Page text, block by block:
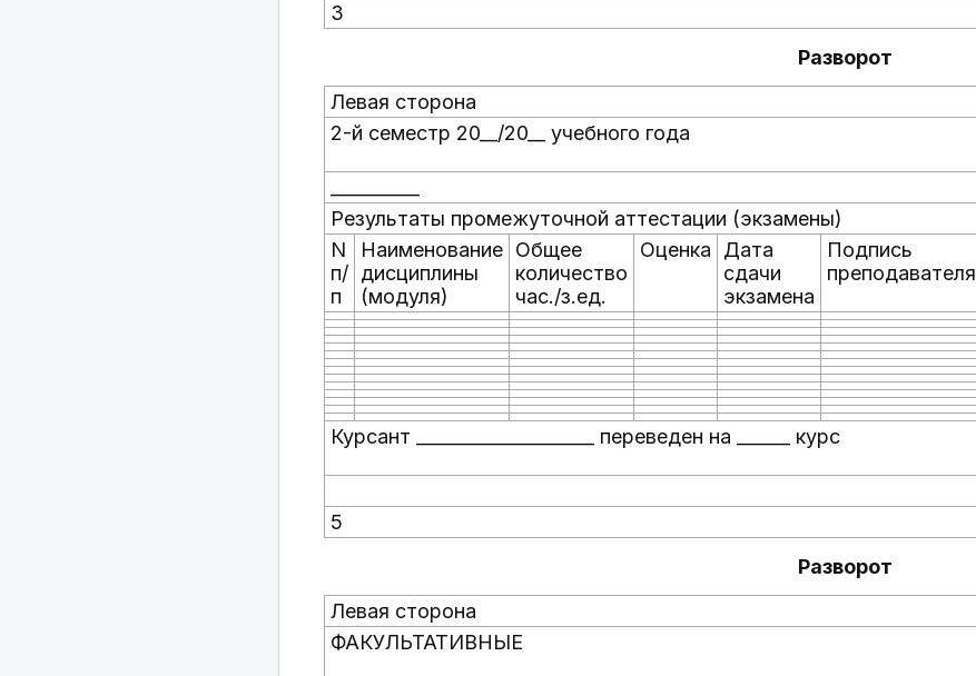
3
Разворот
Левая сторона
2-й семестр 20__/20__ учебного года
Результаты промежуточной аттестации (экзамены)
N
п/
п
Наименование
дисциплины
(модуля)
Общее
количество
час./з.ед.
Оценка
Дата
сдачи
экзамена
Подпись
преподавателя
Курсант ____________________ переведен на ______ курс
5
Разворот
Левая сторона
ФАКУЛЬТАТИВНЫЕ